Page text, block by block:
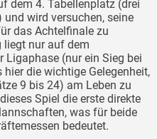
dem 4. Tabellenplatz (drei
wird versuchen, seine
das Achtelfinale zu
liegt nur auf dem
Ligaphase (nur ein Sieg bei
die wichtige Gelegenheit,
9 bis 24) am Leben zu
Spiel die erste direkte
was für beide
bedeutet.